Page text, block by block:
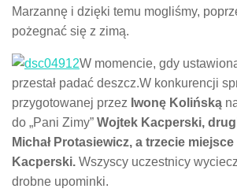
Marzannę i dzięki temu mogliśmy,
pożegnać się z zimą.
W momencie, gdy
przestał padać deszcz.W konkurencji
przygotowanej przez Iwonę Kolińską
do „Pani Zimy” Wojtek Kacperski,
Michał Protasiewicz, a trzecie
Kacperski. Wszyscy uczestnicy
drobne upominki.